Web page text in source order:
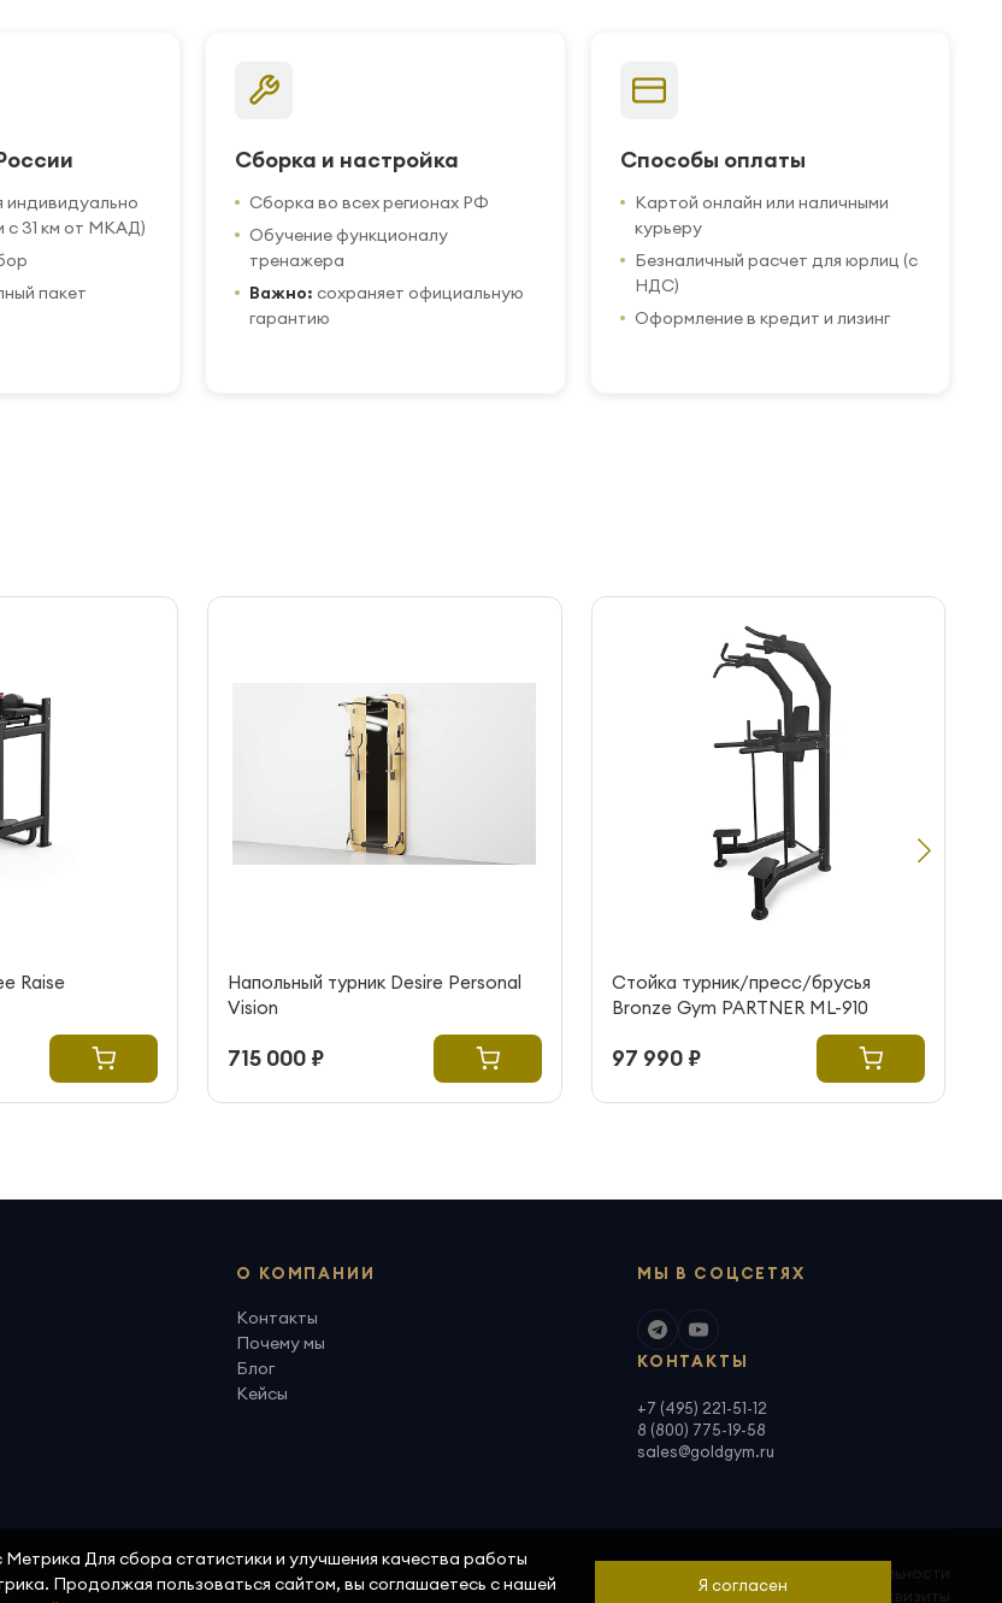
индивидуально
31 км от МКАД)
пакет
Сборка и настройка
Сборка во всех регионах РФ
Обучение функционалу
тренажера
Важно: сохраняет официальную
гарантию
Способы оплаты
Картой онлайн или наличными
курьеру
Безналичный расчет для юрлиц (с
НДС)
Оформление в кредит и лизинг
Raise
Напольный турник Desire Personal
Vision
715 000 ₽
Стойка турник/пресс/брусья
Bronze Gym PARTNER ML-910
97 990 ₽
О КОМПАНИИ
Контакты
Почему мы
Блог
Кейсы
МЫ В СОЦСЕТЯХ
КОНТАКТЫ
+7 (495) 221-51-12
8 (800) 775-19-58
sales@goldgym.ru
Для сбора статистики и улучшения качества работы
Продолжая пользоваться сайтом, вы соглашаетесь с нашей
Я согласен